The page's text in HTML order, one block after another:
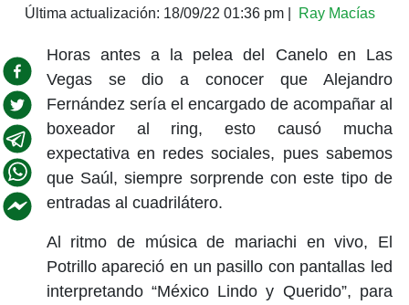
Última actualización: 18/09/22 01:36 pm Ray Macías
Horas antes a la pelea del Canelo en Las
Vegas se dio a conocer que Alejandro
Fernández sería el encargado de acompañar al
boxeador al ring, esto causó mucha
expectativa en redes sociales, pues sabemos
que Saúl, siempre sorprende con este tipo de
entradas al cuadrilátero.
Al ritmo de música de mariachi en vivo, El
Potrillo apareció en un pasillo con pantallas led
interpretando “México Lindo y Querido”, para